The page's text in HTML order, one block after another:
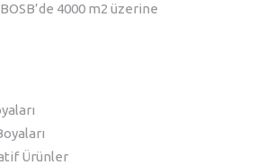
4000 m2 üzerine
Ürünler